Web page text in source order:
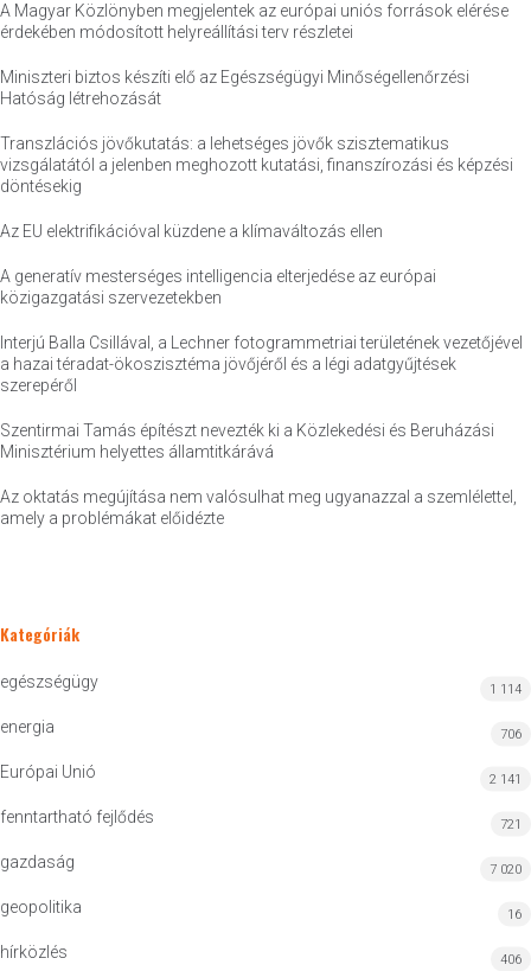
A Magyar Közlönyben megjelentek az európai uniós források elérése
érdekében módosított helyreállítási terv részletei
Miniszteri biztos készíti elő az Egészségügyi Minőségellenőrzési
Hatóság létrehozását
Transzlációs jövőkutatás: a lehetséges jövők szisztematikus
vizsgálatától a jelenben meghozott kutatási, finanszírozási és képzési
döntésekig
Az EU elektrifikációval küzdene a klímaváltozás ellen
A generatív mesterséges intelligencia elterjedése az európai
közigazgatási szervezetekben
Interjú Balla Csillával, a Lechner fotogrammetriai területének vezetőjével
a hazai téradat-ökoszisztéma jövőjéről és a légi adatgyűjtések
szerepéről
Szentirmai Tamás építészt nevezték ki a Közlekedési és Beruházási
Minisztérium helyettes államtitkárává
Az oktatás megújítása nem valósulhat meg ugyanazzal a szemlélettel,
amely a problémákat előidézte
Kategóriák
egészségügy 1 114
energia 706
Európai Unió 2 141
fenntartható fejlődés 721
gazdaság 7 020
geopolitika 16
hírközlés 406